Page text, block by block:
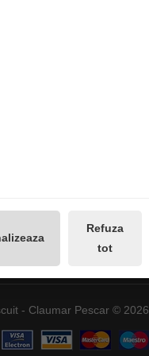
Refuza
tot
GDPR
- Claumar Pescar © 2026